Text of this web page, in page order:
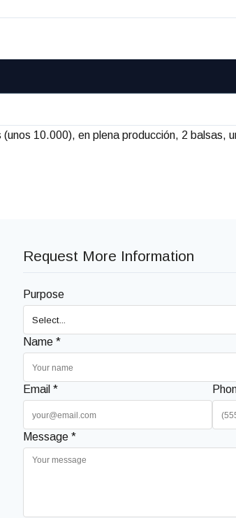
10.000), en plena producción, 2 balsas,
Request More Information
Purpose
Name *
Email *
Message *